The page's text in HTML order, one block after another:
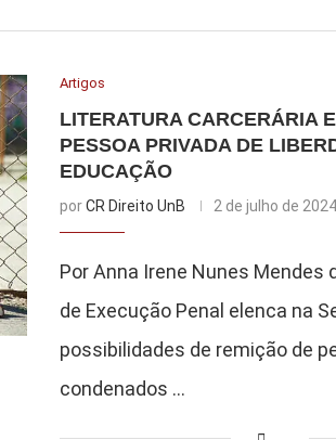
Artigos
LITERATURA CARCERÁRIA
PESSOA PRIVADA DE
EDUCAÇÃO
porCR Direito UnB 2 de julho de 2024
Por Anna Irene Nunes Mendes
de Execução Penal elenca na
possibilidades de remição de
condenados …